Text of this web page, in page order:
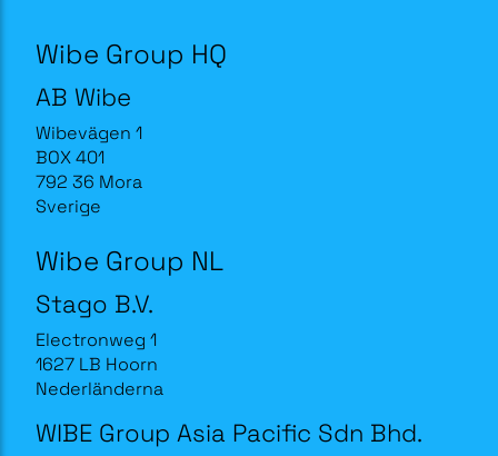
Wibe Group HQ
AB Wibe
Wibevägen 1
BOX 401
792 36 Mora
Sverige
Wibe Group NL
Stago B.V.
Electronweg 1
1627 LB Hoorn
Nederländerna
WIBE Group Asia Pacific Sdn Bhd.